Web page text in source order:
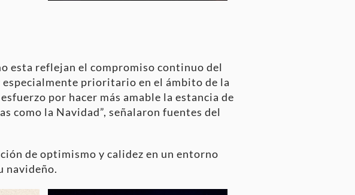
esta reflejan el compromiso continuo del
especialmente prioritario en el ámbito de la
por hacer más amable la estancia de
como la Navidad”, señalaron fuentes del
de optimismo y calidez en un entorno
navideño.